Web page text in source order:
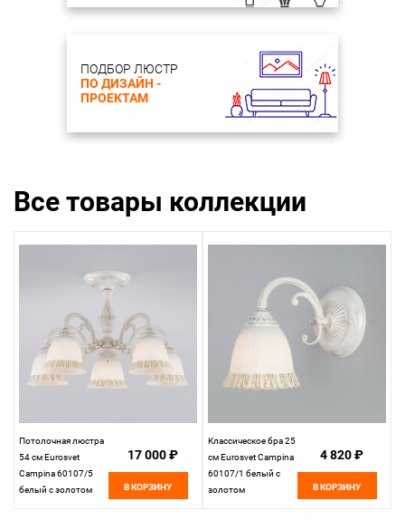
ПОДБОР ЛЮСТР
ПО ДИЗАЙН -
ПРОЕКТАМ
Все товары коллекции
Потолочная люстра
54 см Eurosvet
Campina 60107/5
белый с золотом
17 000 ₽
В КОРЗИНУ
Классическое бра 25
см Eurosvet Campina
60107/1 белый с
золотом
4 820 ₽
В КОРЗИНУ